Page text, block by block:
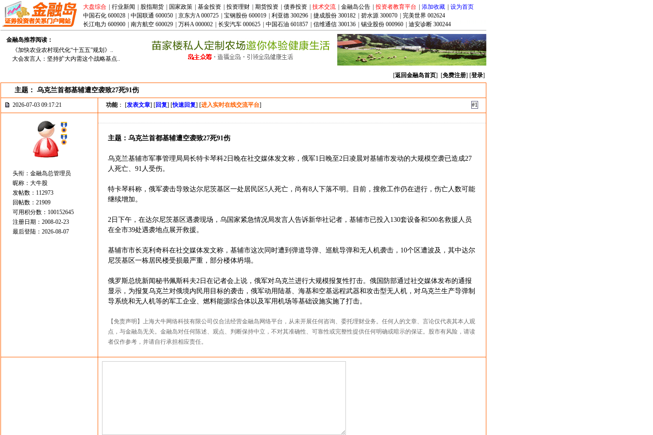
大盘综合 行业新闻 股指期货 国家政策 基金投资 投资理财 期货投资 债券投资 技术交流 金融岛公告 投资者教育平台 添加收藏
设为首页
中国石化 600028
中国联通 600050 京东方A 000725 宝钢股份 600019 利亚德 300296 捷成股份 300182 碧水源 300070
完美世界 002624
长江电力 600900
南方航空 600029 万科A 000002 长安汽车 000625 中国石油 601857 信维通信 300136 锡业股份 000960 迪安诊断 300244
金融岛推荐阅读：
《加快农业农村现代化“十五五”规划》..
大会发言人：坚持扩大内需这个战略基点..
[返回金融岛首页] [免费注册] [登录]
主题： 乌克兰首都基辅遭空袭致27死91伤
2026-07-03 09:17:21 功能： [发表文章] [回复] [快速回复] [进入实时在线交流平台] #1
头衔：金融岛总管理员
昵称：大牛股
发帖数：112973
回帖数：21909
可用积分数：100152645
注册日期：2008-02-23
最后登陆：2026-08-07
主题：乌克兰首都基辅遭空袭致27死91伤
乌克兰基辅市军事管理局局长特卡琴科2日晚在社交媒体发文称，俄军1日晚至2日凌晨对基辅市发动的大规模空袭已造成27
人死亡、91人受伤。
特卡琴科称，俄军袭击导致达尔尼茨基区一处居民区5人死亡，尚有8人下落不明。目前，搜救工作仍在进行，伤亡人数可能
继续增加。
2日下午，在达尔尼茨基区遇袭现场，乌国家紧急情况局发言人告诉新华社记者，基辅市已投入130套设备和500名救援人员
在全市39处遇袭地点展开救援。
基辅市市长克利奇科在社交媒体发文称，基辅市这次同时遭到弹道导弹、巡航导弹和无人机袭击，10个区遭波及，其中达尔
尼茨基区一栋居民楼受损最严重，部分楼体坍塌。
俄罗斯总统新闻秘书佩斯科夫2日在记者会上说，俄军对乌克兰进行大规模报复性打击。俄国防部通过社交媒体发布的通报
显示，为报复乌克兰对俄境内民用目标的袭击，俄军动用陆基、海基和空基远程武器和攻击型无人机，对乌克兰生产导弹制
导系统和无人机等的军工企业、燃料能源综合体以及军用机场等基础设施实施了打击。
【免责声明】上海大牛网络科技有限公司仅合法经营金融岛网络平台，从未开展任何咨询、委托理财业务。任何人的文章、言论仅代表其本人观
点，与金融岛无关。金融岛对任何陈述、观点、判断保持中立，不对其准确性、可靠性或完整性提供任何明确或暗示的保证。股市有风险，请读
者仅作参考，并请自行承担相应责任。